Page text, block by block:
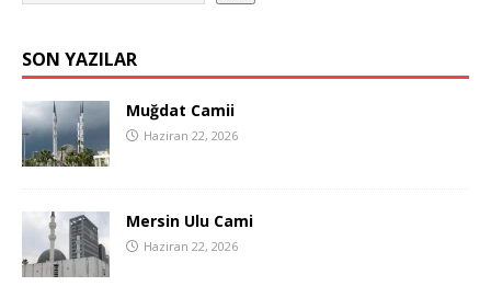
SON YAZILAR
Muğdat Camii
Haziran 22, 2026
Mersin Ulu Cami
Haziran 22, 2026